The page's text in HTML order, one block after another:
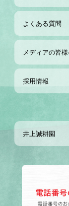
よくある質問
メディアの皆
採用情報
井上誠耕園